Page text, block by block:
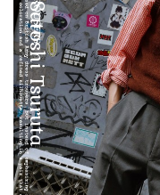
Satoshi Tsuruta